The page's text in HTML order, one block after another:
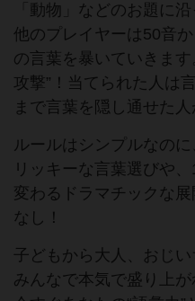
「動物」などのお題に
他のプレイヤーは50音
の言葉を暴いていきま
攻撃”！当てられた人は
まで言葉を隠し通せた人
ルールはシンプルなの
リッキーな言葉選びや
変わるドラマチックな
なし！
子どもから大人、おじい
みんなで本気で盛り上が